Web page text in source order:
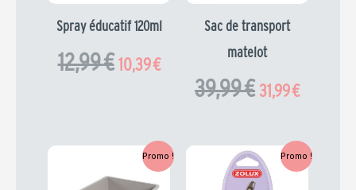
Spray éducatif 120ml
12,99€ 10,39€
Sac de transport
matelot
39,99€ 31,99€
Promo !
prix
Le
prix
Promo !
Le
prix
Le